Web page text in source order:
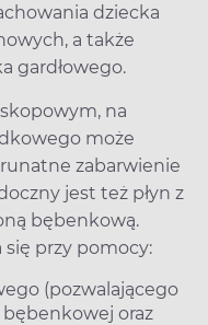
dziecka
a także
gardłowego.
na
może
zabarwienie
jest też płyn z
bębenkową.
przy pomocy:
(pozwalającego
oraz